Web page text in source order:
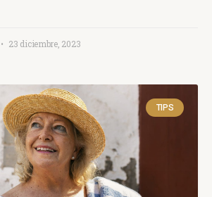
23 diciembre, 2023
TIPS